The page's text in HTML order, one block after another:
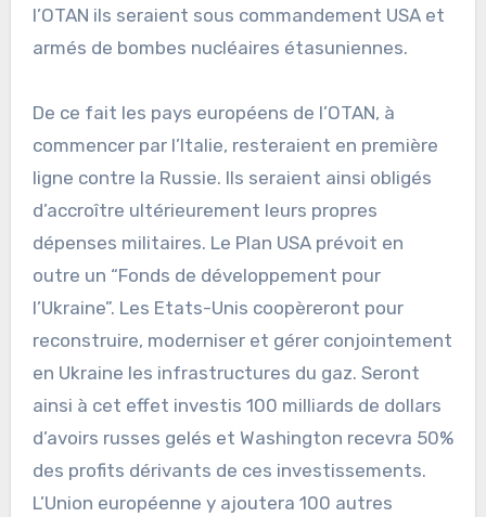
l’OTAN ils seraient sous commandement USA et
armés de bombes nucléaires étasuniennes.
De ce fait les pays européens de l’OTAN, à
commencer par l’Italie, resteraient en première
ligne contre la Russie. Ils seraient ainsi obligés
d’accroître ultérieurement leurs propres
dépenses militaires. Le Plan USA prévoit en
outre un “Fonds de développement pour
l’Ukraine”. Les Etats-Unis coopèreront pour
reconstruire, moderniser et gérer conjointement
en Ukraine les infrastructures du gaz. Seront
ainsi à cet effet investis 100 milliards de dollars
d’avoirs russes gelés et Washington recevra 50%
des profits dérivants de ces investissements.
L’Union européenne y ajoutera 100 autres